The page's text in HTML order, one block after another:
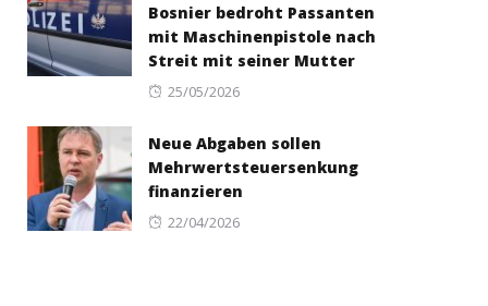
Bosnier bedroht Passanten
mit Maschinenpistole nach
Streit mit seiner Mutter
Posted
25/05/2026
Neue Abgaben sollen
Mehrwertsteuersenkung
finanzieren
Posted
22/04/2026